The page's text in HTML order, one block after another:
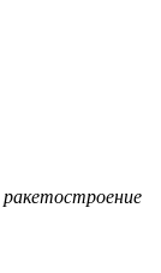
ракетостроение